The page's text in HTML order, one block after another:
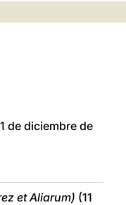
de diciembre de
et Aliarum) (11